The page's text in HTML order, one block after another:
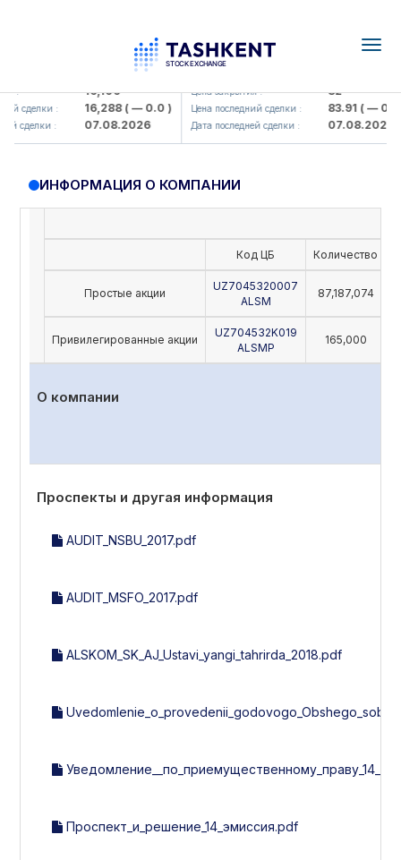
: 16,100
сделки : 16,288( — 0.0 )
сделки : 07.08.2026
KFSK (<Kafolat sug'urta
Цена закрытия : 82
Цена последний сделки : 83.91( — 0.0 )
Дата последней сделки : 07.08.2026
ИНФОРМАЦИЯ О КОМПАНИИ
Код ЦБ Количество
Простые акции
UZ7045320007
ALSM
87,187,074
Привилегированные акции
UZ704532K019
ALSMP
165,000
О компании
Проспекты и другая информация
AUDIT_NSBU_2017.pdf
AUDIT_MSFO_2017.pdf
ALSKOM_SK_AJ_Ustavi_yangi_tahrirda_2018.pdf
Проспект_и_решение_14_эмиссия.pdf